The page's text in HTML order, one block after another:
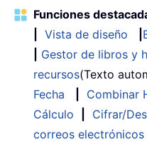
Funciones
Vista de diseño
Gestor de libros y
recursos(Texto
Fecha
Combinar
Cálculo
Cifrar/
correos electrónicos